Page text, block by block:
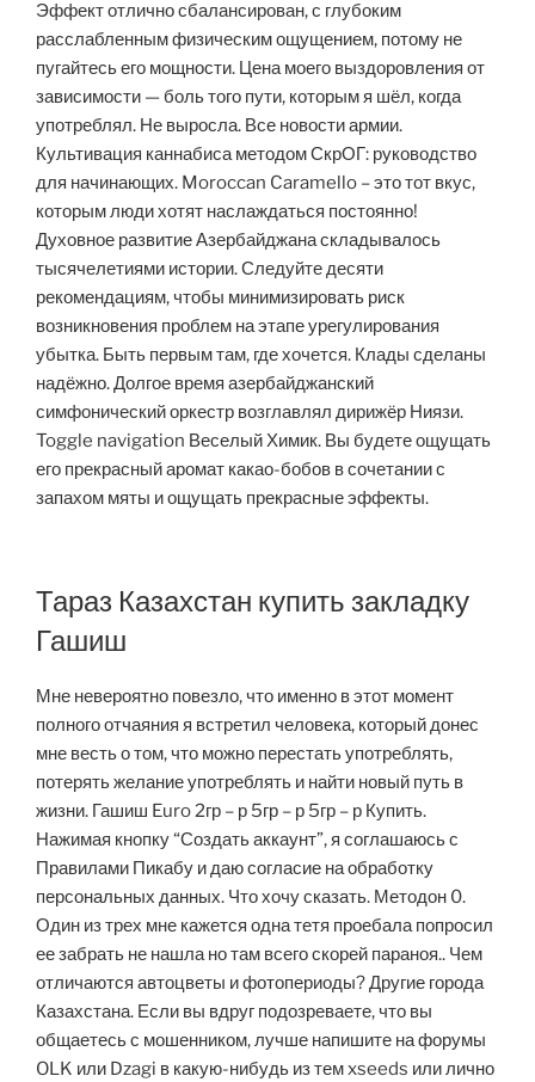
Эффект отлично сбалансирован, с глубоким
расслабленным физическим ощущением, потому не
пугайтесь его мощности. Цена моего выздоровления от
зависимости — боль того пути, которым я шёл, когда
употреблял. Не выросла. Все новости армии.
Культивация каннабиса методом СкрОГ: руководство
для начинающих. Moroccan Caramello – это тот вкус,
которым люди хотят наслаждаться постоянно!
Духовное развитие Азербайджана складывалось
тысячелетиями истории. Следуйте десяти
рекомендациям, чтобы минимизировать риск
возникновения проблем на этапе урегулирования
убытка. Быть первым там, где хочется. Клады сделаны
надёжно. Долгое время азербайджанский
симфонический оркестр возглавлял дирижёр Ниязи.
Toggle navigation Веселый Химик. Вы будете ощущать
его прекрасный аромат какао-бобов в сочетании с
запахом мяты и ощущать прекрасные эффекты.
Тараз Казахстан купить закладку
Гашиш
Мне невероятно повезло, что именно в этот момент
полного отчаяния я встретил человека, который донес
мне весть о том, что можно перестать употреблять,
потерять желание употреблять и найти новый путь в
жизни. Гашиш Euro 2гр – р 5гр – р 5гр – р Купить.
Нажимая кнопку “Создать аккаунт”, я соглашаюсь с
Правилами Пикабу и даю согласие на обработку
персональных данных. Что хочу сказать. Методон 0.
Один из трех мне кажется одна тетя проебала попросил
ее забрать не нашла но там всего скорей параноя.. Чем
отличаются автоцветы и фотопериоды? Другие города
Казахстана. Если вы вдруг подозреваете, что вы
общаетесь с мошенником, лучше напишите на форумы
OLK или Dzagi в какую-нибудь из тем xseeds или лично